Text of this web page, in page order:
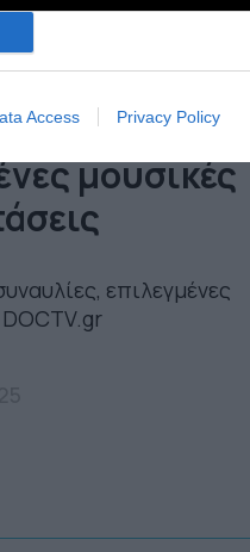
Access Privacy Policy
μουσικές
επιλεγμένες